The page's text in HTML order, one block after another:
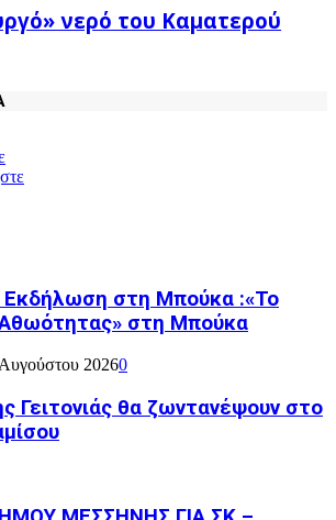
νερό του Καματερού
Εκδήλωση στη Μπούκα :«Το
Αθωότητας» στη Μπούκα
20260
Γειτονιάς θα ζωντανέψουν στο